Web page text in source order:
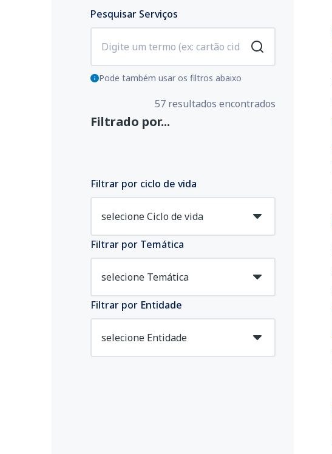
Pesquisar Serviços
Pode também usar os filtros abaixo
57 resultados encontrados
Filtrado por...
Filtrar por ciclo de vida
Filtrar por Temática
Filtrar por Entidade